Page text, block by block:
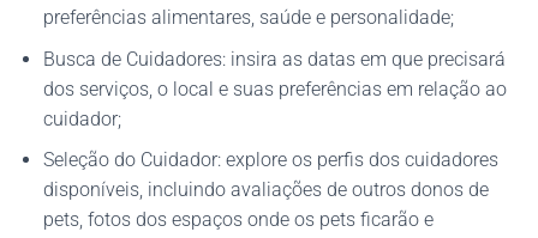
preferências alimentares, saúde e personalidade;
Busca de Cuidadores: insira as datas em que precisará
dos serviços, o local e suas preferências em relação ao
cuidador;
Seleção do Cuidador: explore os perfis dos cuidadores
disponíveis, incluindo avaliações de outros donos de
pets, fotos dos espaços onde os pets ficarão e